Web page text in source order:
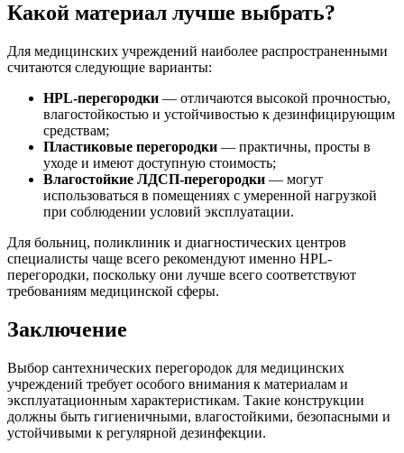
Какой материал лучше выбрать?
Для медицинских учреждений наиболее распространенными
считаются следующие варианты:
HPL-перегородки — отличаются высокой прочностью,
влагостойкостью и устойчивостью к дезинфицирующим
средствам;
Пластиковые перегородки — практичны, просты в
уходе и имеют доступную стоимость;
Влагостойкие ЛДСП-перегородки — могут
использоваться в помещениях с умеренной нагрузкой
при соблюдении условий эксплуатации.
Для больниц, поликлиник и диагностических центров
специалисты чаще всего рекомендуют именно HPL-
перегородки, поскольку они лучше всего соответствуют
требованиям медицинской сферы.
Заключение
Выбор сантехнических перегородок для медицинских
учреждений требует особого внимания к материалам и
эксплуатационным характеристикам. Такие конструкции
должны быть гигиеничными, влагостойкими, безопасными и
устойчивыми к регулярной дезинфекции.